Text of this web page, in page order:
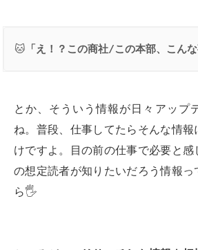
🐱 「え！？この商社/この本部、こん
とか、そういう情報が日々アップ
ね。普段、仕事してたらそんな情報
けですよ。目の前の仕事で必要と
の想定読者が知りたいだろう情報
ら🖐